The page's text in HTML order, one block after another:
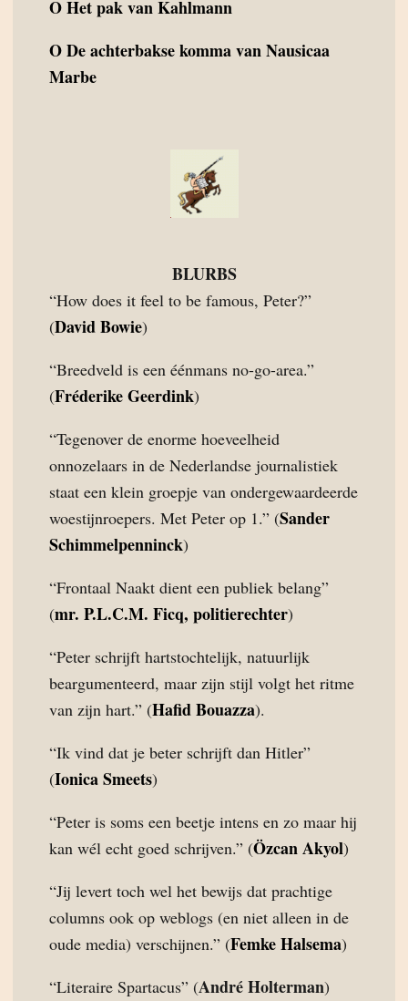
OHet pak van Kahlmann
ODe achterbakse komma van Nausicaa
Marbe
BLURBS
“How does it feel to be famous, Peter?”
(David Bowie)
“Breedveld is een éénmans no-go-area.”
(Fréderike Geerdink)
“Tegenover de enorme hoeveelheid
onnozelaars in de Nederlandse journalistiek
staat een klein groepje van ondergewaardeerde
woestijnroepers. Met Peter op 1.” (Sander
Schimmelpenninck)
“Frontaal Naakt dient een publiek belang”
(mr. P.L.C.M. Ficq, politierechter)
“Peter schrijft hartstochtelijk, natuurlijk
beargumenteerd, maar zijn stijl volgt het ritme
van zijn hart.” (Hafid Bouazza).
“Ik vind dat je beter schrijft dan Hitler”
(Ionica Smeets)
“Peter is soms een beetje intens en zo maar hij
kan wél echt goed schrijven.” (Özcan Akyol)
“Jij levert toch wel het bewijs dat prachtige
columns ook op weblogs (en niet alleen in de
oude media) verschijnen.” (Femke Halsema)
“Literaire Spartacus” (André Holterman)